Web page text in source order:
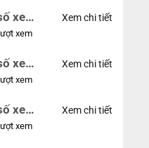
xe
xem
Xem chi tiết
xe
xem
Xem chi tiết
xe
xem
Xem chi tiết